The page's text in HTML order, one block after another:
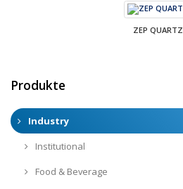
ZEP QUARTZ
Produkte
Industry
Institutional
Food & Beverage